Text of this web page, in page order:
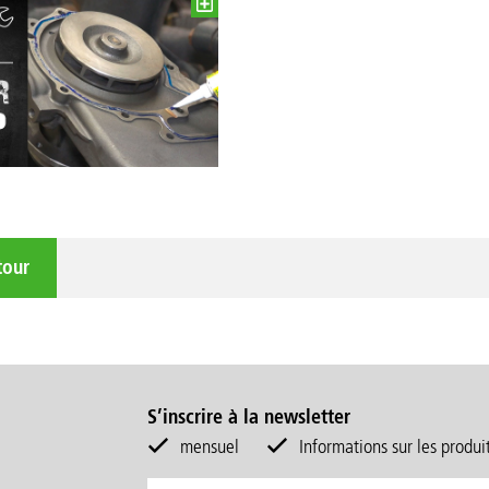
S’inscrire à la newsletter
mensuel
Informations sur les